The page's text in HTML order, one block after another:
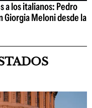
a los italianos: Pedro
Giorgia Meloni desde la